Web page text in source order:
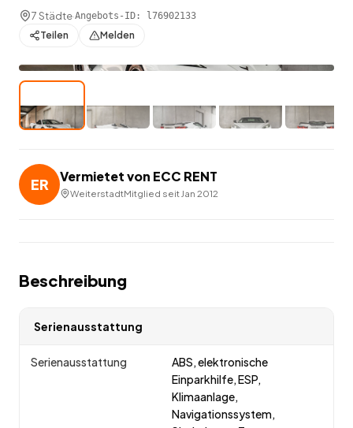
7 Städte·Angebots-ID: l76902133
Teilen Melden
ER Vermietet von ECC RENT
WeiterstadtMitglied seit Jan 2012
Beschreibung
Serienausstattung
Serienausstattung
ABS, elektronische
Einparkhilfe, ESP,
Klimaanlage,
Navigationssystem,